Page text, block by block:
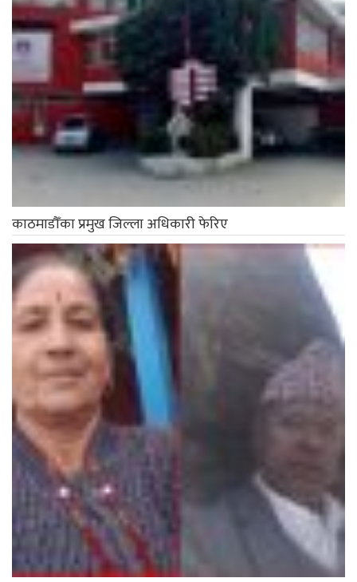
काठमाडौँका प्रमुख जिल्ला अधिकारी फेरिए